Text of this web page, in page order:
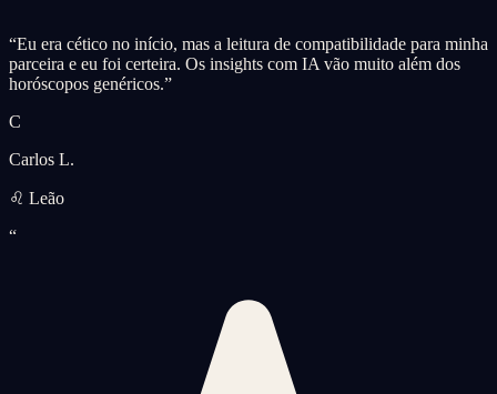
“Eu era cético no início, mas a leitura de compatibilidade para minha
parceira e eu foi certeira. Os insights com IA vão muito além dos
horóscopos genéricos.”
C
Carlos L.
♌ Leão
“